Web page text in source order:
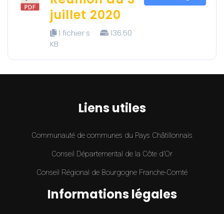
juillet 2020
1 fichier·s
136.50
KB
Liens utiles
Communauté de communes du Pays Châtillonnais
Conseil Départemental de la Côte d’Or
Conseil Régional de Bourgogne Franche-Comté
Informations légales